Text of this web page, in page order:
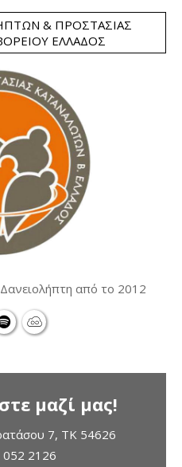
& ΠΡΟΣΤΑΣΊΑΣ
ΕΛΛΆΔΟΣ
από το 2012
μαζί μας!
7, TK 54626
052 2126